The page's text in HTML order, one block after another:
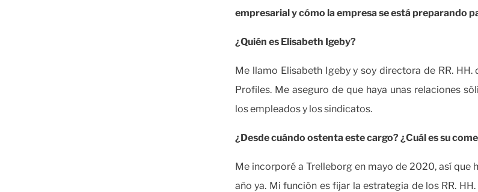
empresarial y cómo la empresa se está preparando
¿Quién es Elisabeth Igeby?
Me llamo Elisabeth Igeby y soy directora de RR. HH.
Profiles. Me aseguro de que haya unas relaciones
los empleados y los sindicatos.
¿Desde cuándo ostenta este cargo? ¿Cuál es su
Me incorporé a Trelleborg en mayo de 2020, así que
año ya. Mi función es fijar la estrategia de los RR.